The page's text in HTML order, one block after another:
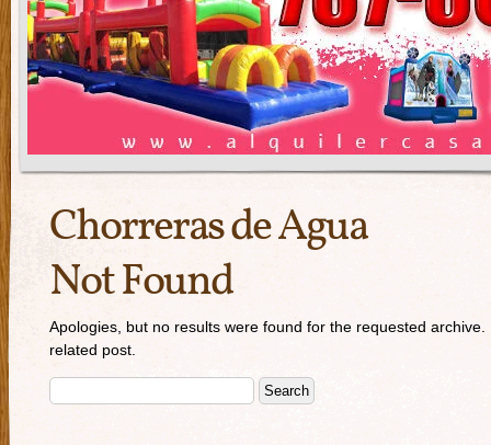
Chorreras de Agua
Not Found
Apologies, but no results were found for the requested
related post.